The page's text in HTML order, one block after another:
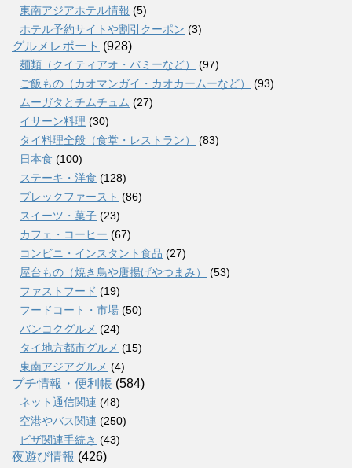
東南アジアホテル情報 (5)
ホテル予約サイトや割引クーポン (3)
グルメレポート (928)
麺類（クイティアオ・バミーなど）
(97)
ご飯もの（カオマンガイ・カオカームーなど）
(93)
ムーガタとチムチュム (27)
イサーン料理 (30)
タイ料理全般（食堂・レストラン）
(83)
日本食 (100)
ステーキ・洋食 (128)
ブレックファースト (86)
スイーツ・菓子 (23)
カフェ・コーヒー (67)
コンビニ・インスタント食品 (27)
屋台もの（焼き鳥や唐揚げやつまみ）
(53)
ファストフード (19)
フードコート・市場 (50)
バンコクグルメ (24)
タイ地方都市グルメ (15)
東南アジアグルメ (4)
プチ情報・便利帳 (584)
ネット通信関連 (48)
空港やバス関連 (250)
ビザ関連手続き (43)
夜遊び情報 (426)